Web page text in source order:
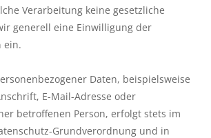
Verarbeitung keine gesetzliche
generell eine Einwilligung der
ein.
Daten, beispielsweise
E-Mail-Adresse oder
betroffenen Person, erfolgt stets im
Grundverordnung und in